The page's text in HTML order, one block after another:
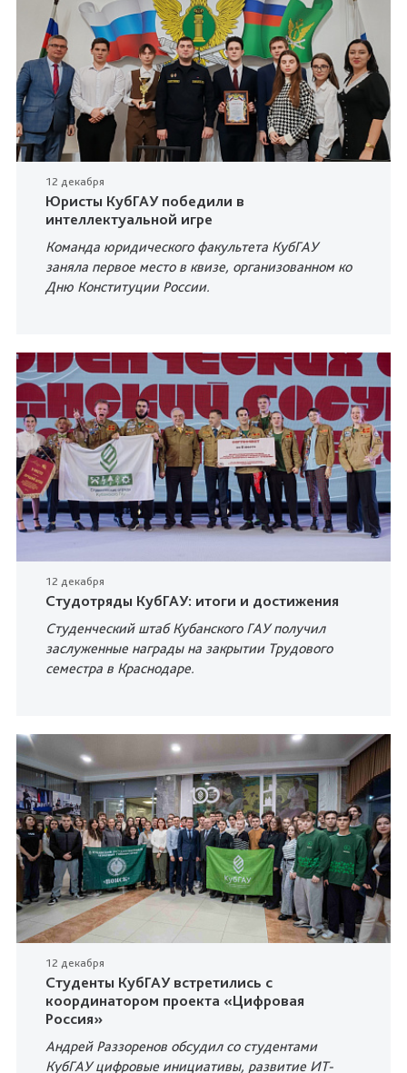
12 декабря
Юристы КубГАУ победили в
интеллектуальной игре
Команда юридического факультета КубГАУ
заняла первое место в квизе, организованном ко
Дню Конституции России.
12 декабря
Студотряды КубГАУ: итоги и достижения
Студенческий штаб Кубанского ГАУ получил
заслуженные награды на закрытии Трудового
семестра в Краснодаре.
12 декабря
Студенты КубГАУ встретились с
координатором проекта «Цифровая
Россия»
Андрей Раззоренов обсудил со студентами
КубГАУ цифровые инициативы, развитие ИТ-